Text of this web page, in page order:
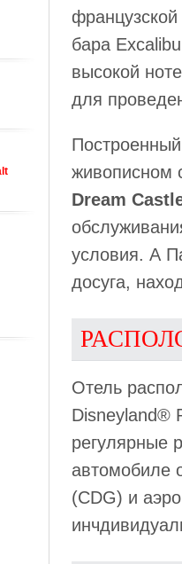
бара
высокой
для
живописном
Dream
условия. А
досуга,
Отель
Disneyland®
регулярные
автомобиле
(CDG) и